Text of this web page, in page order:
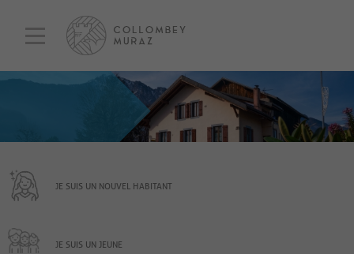
JE SUIS UN NOUVEL HABITANT
JE SUIS UN JEUNE